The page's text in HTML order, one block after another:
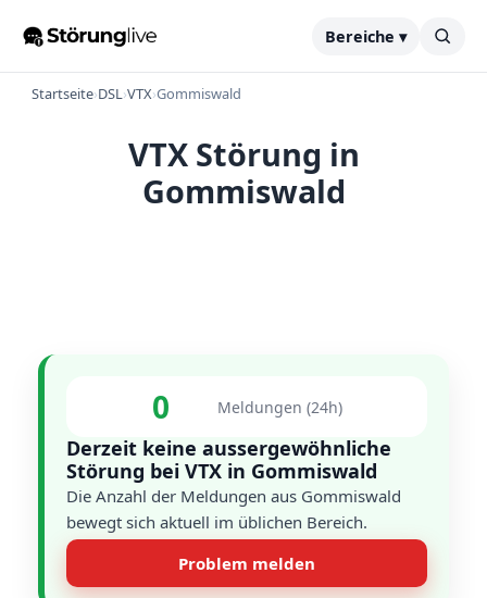
Bereiche ▾
Startseite›DSL›VTX›Gommiswald
VTX Störung in
Gommiswald
0 Meldungen (24h)
Derzeit keine aussergewöhnliche
Störung bei VTX in Gommiswald
Die Anzahl der Meldungen aus Gommiswald
bewegt sich aktuell im üblichen Bereich.
Problem melden